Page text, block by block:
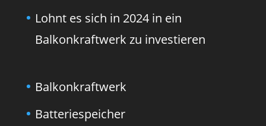
Lohnt es sich in 2024 in ein
Balkonkraftwerk zu investieren
Balkonkraftwerk
Batteriespeicher